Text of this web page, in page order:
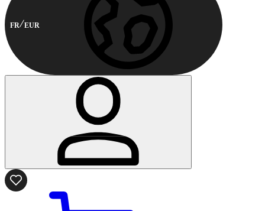
FR EUR